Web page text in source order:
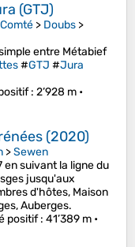
(GTJ)
> Doubs >
entre Métabief
#GTJ #Jura
: 2’928 m •
(2020)
>Sewen
en suivant la ligne du
jusqu'aux
d'hôtes, Maison
Auberges.
positif: 41’389 m •